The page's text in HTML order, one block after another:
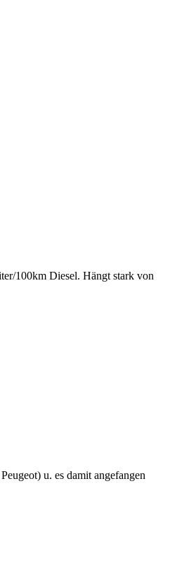
100km Diesel. Hängt stark von
u. es damit angefangen